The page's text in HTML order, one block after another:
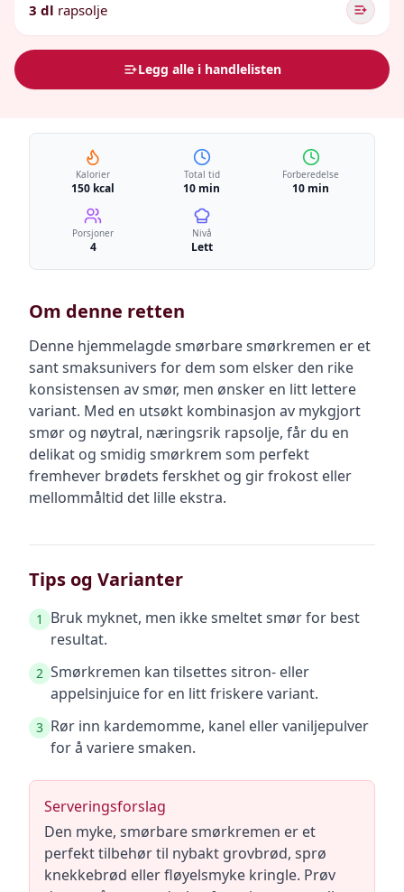
3 dl rapsolje
Legg alle i handlelisten
Kalorier
150 kcal
Total tid
10 min
Forberedelse
10 min
Porsjoner
4
Nivå
Lett
Om denne retten
Denne hjemmelagde smørbare smørkremen er et
sant smaksunivers for dem som elsker den rike
konsistensen av smør, men ønsker en litt lettere
variant. Med en utsøkt kombinasjon av mykgjort
smør og nøytral, næringsrik rapsolje, får du en
delikat og smidig smørkrem som perfekt
fremhever brødets ferskhet og gir frokost eller
mellommåltid det lille ekstra.
Tips og Varianter
1
Bruk myknet, men ikke smeltet smør for best
resultat.
2 Smørkremen kan tilsettes sitron- eller
appelsinjuice for en litt friskere variant.
3 Rør inn kardemomme, kanel eller vaniljepulver
for å variere smaken.
Serveringsforslag
Den myke, smørbare smørkremen er et
perfekt tilbehør til nybakt grovbrød, sprø
knekkebrød eller fløyelsmyke kringle. Prøv